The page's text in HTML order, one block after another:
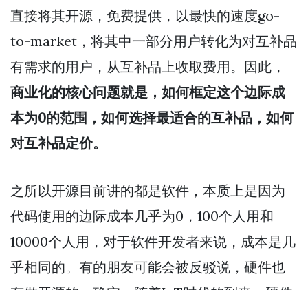
直接将其开源，免费提供，以最快的速度go-
to-market，将其中一部分用户转化为对互补品
有需求的用户，从互补品上收取费用。因此，
商业化的核心问题就是，如何框定这个边际成
本为0的范围，如何选择最适合的互补品，如何
对互补品定价。
之所以开源目前讲的都是软件，本质上是因为
代码使用的边际成本几乎为0，100个人用和
10000个人用，对于软件开发者来说，成本是几
乎相同的。有的朋友可能会被反驳说，硬件也